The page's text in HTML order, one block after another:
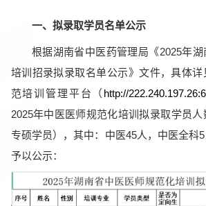
一、拟录取学员名单公示
根据湖南省中医药管理局《2025年
培训招录拟录取名单公示》文件，具体
范培训管理平台（ http://
2025年中医医师规范化培训拟录取学员
专硕学员），其中：中医45人，中医全科
予以公示：